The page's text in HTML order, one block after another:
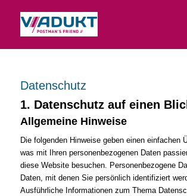
Datenschutz
1. Datenschutz auf einen
Allgemeine Hinweise
Die folgenden Hinweise geben einen einfachen
was mit Ihren personenbezogenen Daten
diese Website besuchen. Personenbezogene
Daten, mit denen Sie persönlich identifiziert
Ausführliche Informationen zum Thema